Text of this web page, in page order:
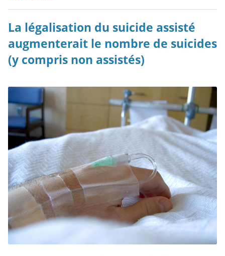
La légalisation du suicide assisté
augmenterait le nombre de suicides
(y compris non assistés)